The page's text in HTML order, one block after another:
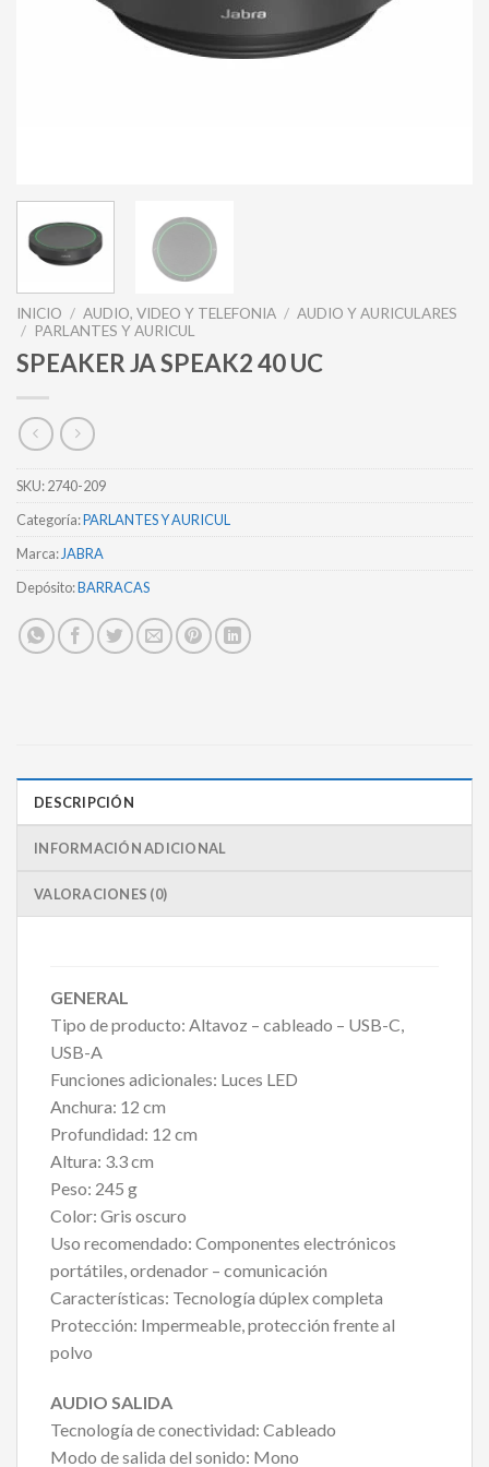
INICIO / AUDIO, VIDEO Y TELEFONIA / AUDIO Y AURICULARES
/ PARLANTES Y AURICUL
SPEAKER JA SPEAK2 40 UC
SKU:2740-209
Categoría:PARLANTES Y AURICUL
Marca:JABRA
Depósito:BARRACAS
DESCRIPCIÓN
INFORMACIÓN ADICIONAL
VALORACIONES (0)
GENERAL
Tipo de producto: Altavoz – cableado – USB-C,
USB-A
Funciones adicionales: Luces LED
Anchura: 12 cm
Profundidad: 12 cm
Altura: 3.3 cm
Peso: 245 g
Color: Gris oscuro
Uso recomendado: Componentes electrónicos
portátiles, ordenador – comunicación
Características: Tecnología dúplex completa
Protección: Impermeable, protección frente al
polvo
AUDIO SALIDA
Tecnología de conectividad: Cableado
Modo de salida del sonido: Mono